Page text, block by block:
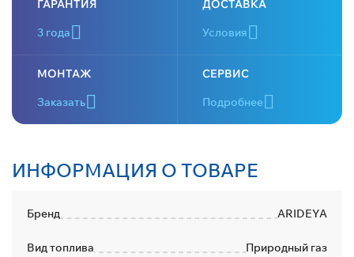
ГАРАНТИЯ
3 года
ДОСТАВКА
Условия
МОНТАЖ
Заказать
СЕРВИС
Подробнее
ИНФОРМАЦИЯ О ТОВАРЕ
Бренд ARIDEYA
Вид топлива Природный газ